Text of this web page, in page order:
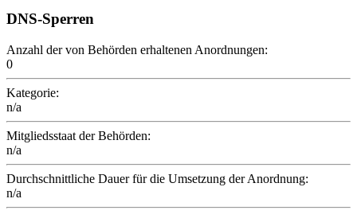
DNS-Sperren
Anzahl der von Behörden erhaltenen Anordnungen:
0
Kategorie:
n/a
Mitgliedsstaat der Behörden:
n/a
Durchschnittliche Dauer für die Umsetzung der Anordnung:
n/a